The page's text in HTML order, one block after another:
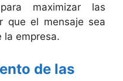
maximizar las
que el mensaje sea
la empresa.
de las